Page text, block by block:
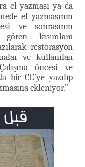
el yazması ya da
el yazmasının
ve sonrasının
kısımlara
restorasyon
ve kullanılan
öncesi ve
bir CD’ye yazılıp
ekleniyor.”